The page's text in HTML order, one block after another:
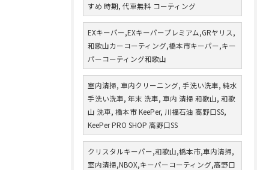
すめ 時期, 代車無料 コーティング
EXキーパー,EXキーパープレミアム,GRヤリス,
和歌山カーコーティング,橋本市キーパー,キー
パーコーティング和歌山
室内清掃, 車内クリーニング, 手洗い洗車, 純水
手洗い洗車, 年末 洗車, 車内 清掃 和歌山, 和歌
山 洗車, 橋本市 KeePer, 川福石油 高野口SS,
KeePer PRO SHOP 高野口SS
クリスタルキーパー,和歌山,橋本市,車内清掃,
室内清掃,NBOX,キーパーコーティング,高野口